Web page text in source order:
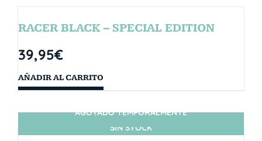
RACER BLACK – SPECIAL EDITION
39,95€
AÑADIR AL CARRITO
SIN STOCK
AGOTADO TEMPORALMENTE